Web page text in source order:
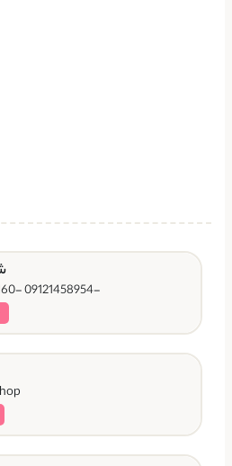
-09121458954 -021-43000160